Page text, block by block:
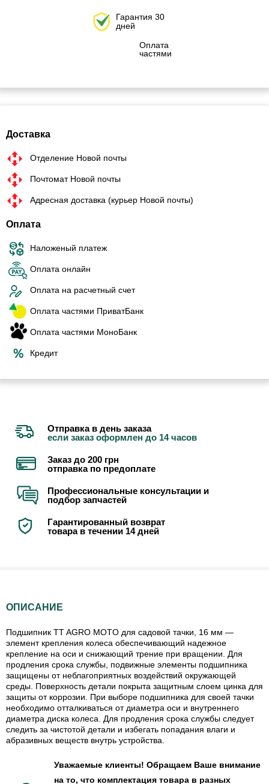
Гарантия 30
дней
Оплата
частями
Доставка
Отделение Новой почты
Почтомат Новой почты
Адресная доставка (курьер Новой почты)
Оплата
Наложеный платеж
Оплата онлайн
Оплата на расчетный счет
Оплата частями ПриватБанк
Оплата частями МоноБанк
Кредит
Отправка в день заказа
если заказ оформлен до 14 часов
Заказ до 200 грн
отправка по предоплате
Профессиональные консультации и
подбор запчастей
Гарантированный возврат
товара в течении 14 дней
ОПИСАНИЕ
Подшипник TT AGRO MOTO для садовой тачки, 16 мм —
элемент крепления колеса обеспечивающий надежное
крепление на оси и снижающий трение при вращении. Для
продления срока службы, подвижные элементы подшипника
защищены от неблагоприятных воздействий окружающей
среды. Поверхность детали покрыта защитным слоем цинка для
защиты от коррозии. При выборе подшипника для своей тачки
необходимо отталкиваться от диаметра оси и внутреннего
диаметра диска колеса. Для продления срока службы следует
следить за чистотой детали и избегать попадания влаги и
абразивных веществ внутрь устройства.
Уважаемые клиенты! Обращаем Ваше внимание
на то, что комплектация товара в разных